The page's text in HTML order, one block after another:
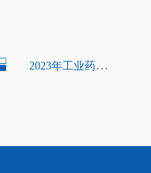
2023年工业药剂技术百城行——成都站